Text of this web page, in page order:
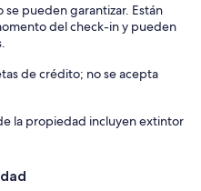
se pueden garantizar. Están
del check-in y pueden
de crédito; no se acepta
la propiedad incluyen extintor